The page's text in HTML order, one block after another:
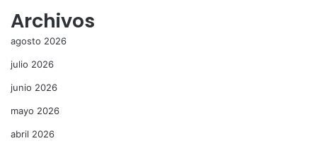
Archivos
agosto 2026
julio 2026
junio 2026
mayo 2026
abril 2026